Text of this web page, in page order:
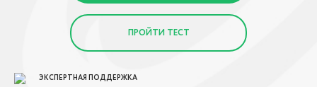
ПРОЙТИ ТЕСТ
ЭКСПЕРТНАЯ ПОДДЕРЖКА